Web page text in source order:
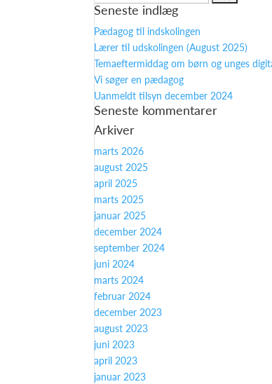
efter:
Seneste indlæg
Pædagog til indskolingen
Lærer til udskolingen (August 2025)
Temaeftermiddag om børn og unges
Vi søger en pædagog
Uanmeldt tilsyn december 2024
Seneste kommentarer
Arkiver
marts 2026
august 2025
april 2025
marts 2025
januar 2025
december 2024
september 2024
juni 2024
marts 2024
februar 2024
december 2023
august 2023
juni 2023
april 2023
januar 2023